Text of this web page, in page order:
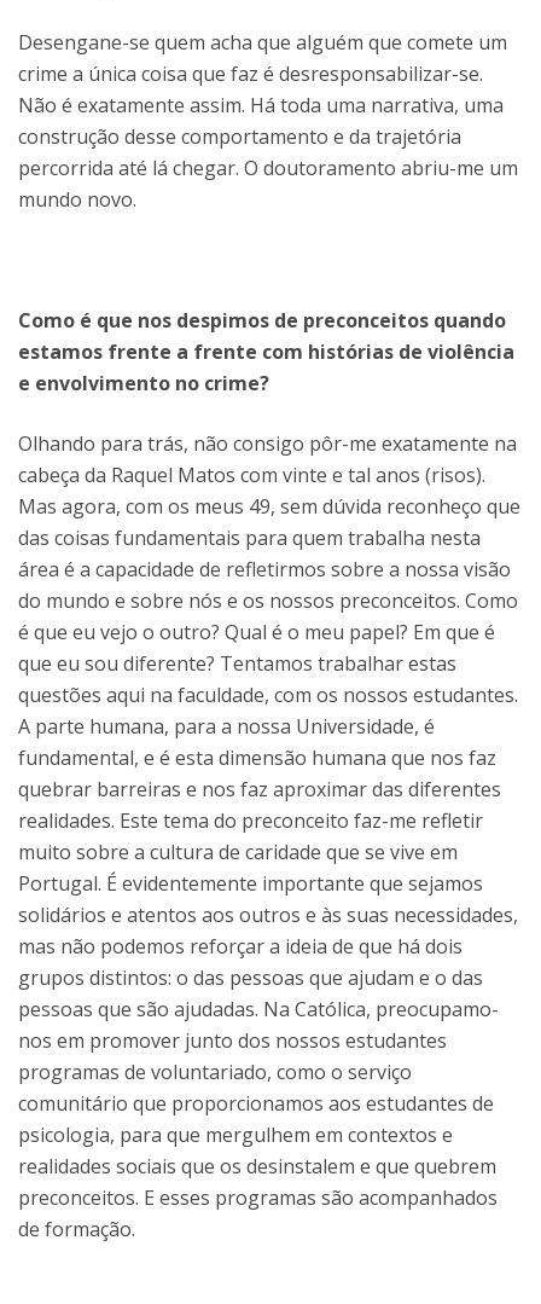
Desengane-se quem acha que alguém que comete um
crime a única coisa que faz é desresponsabilizar-se.
Não é exatamente assim. Há toda uma narrativa, uma
construção desse comportamento e da trajetória
percorrida até lá chegar. O doutoramento abriu-me um
mundo novo.
Como é que nos despimos de preconceitos quando
estamos frente a frente com histórias de violência
e envolvimento no crime?
Olhando para trás, não consigo pôr-me exatamente na
cabeça da Raquel Matos com vinte e tal anos (risos).
Mas agora, com os meus 49, sem dúvida reconheço que
das coisas fundamentais para quem trabalha nesta
área é a capacidade de refletirmos sobre a nossa visão
do mundo e sobre nós e os nossos preconceitos. Como
é que eu vejo o outro? Qual é o meu papel? Em que é
que eu sou diferente? Tentamos trabalhar estas
questões aqui na faculdade, com os nossos estudantes.
A parte humana, para a nossa Universidade, é
fundamental, e é esta dimensão humana que nos faz
quebrar barreiras e nos faz aproximar das diferentes
realidades. Este tema do preconceito faz-me refletir
muito sobre a cultura de caridade que se vive em
Portugal. É evidentemente importante que sejamos
solidários e atentos aos outros e às suas necessidades,
mas não podemos reforçar a ideia de que há dois
grupos distintos: o das pessoas que ajudam e o das
pessoas que são ajudadas. Na Católica, preocupamo-
nos em promover junto dos nossos estudantes
programas de voluntariado, como o serviço
comunitário que proporcionamos aos estudantes de
psicologia, para que mergulhem em contextos e
realidades sociais que os desinstalem e que quebrem
preconceitos. E esses programas são acompanhados
de formação.